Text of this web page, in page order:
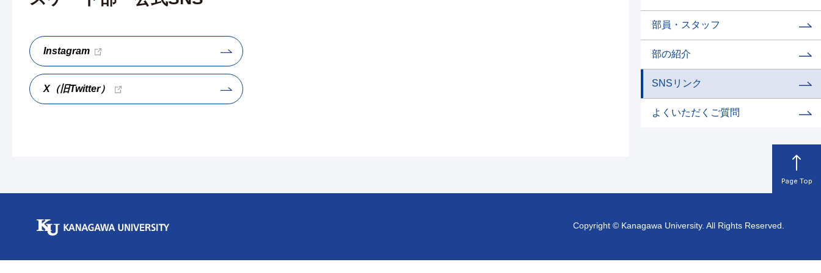
Instagram
X（旧Twitter）
部員・スタッフ
部の紹介
SNSリンク
よくいただくご質問
Page Top
Copyright © Kanagawa University. All Rights Reserved.